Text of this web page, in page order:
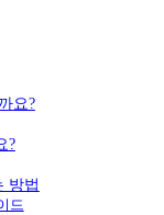
요?
?
방법
드